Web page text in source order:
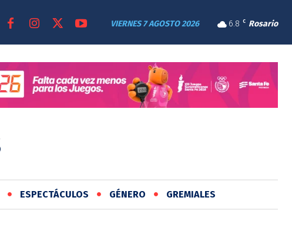
6.8 C Rosario
VIERNES 7 AGOSTO 2026
ESPECTÁCULOS GÉNERO GREMIALES